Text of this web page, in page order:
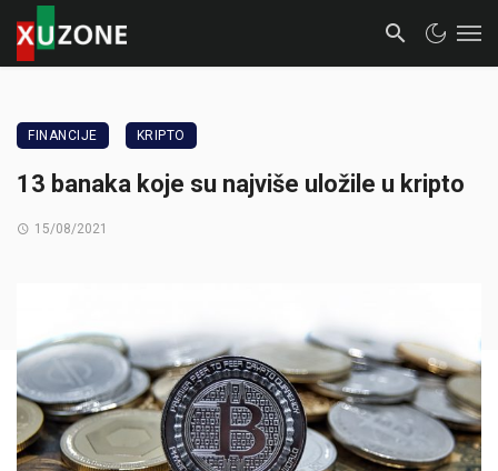
FINANCIJE KRIPTO
13 banaka koje su najviše uložile u kripto
15/08/2021